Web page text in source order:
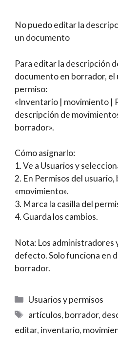
No puedo editar la
un documento
Para editar la descripción
documento en borrador, el
permiso:
«Inventario | movimiento |
descripción de
borrador».
Cómo asignarlo:
1. Ve a Usuarios y
2. En Permisos del usuario,
«movimiento».
3. Marca la casilla del
4. Guarda los cambios.
Nota: Los administradores
defecto. Solo funciona en
borrador.
Categorías
Usuarios y permisos
Etiquetas
artículos, borrador,
editar, inventario,